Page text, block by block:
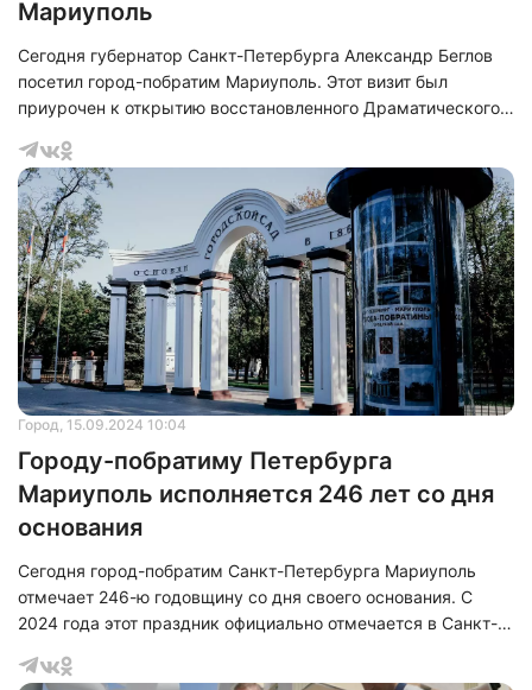
Мариуполь
Сегодня губернатор Санкт-Петербурга Александр Беглов
посетил город-побратим Мариуполь. Этот визит был
приурочен к открытию восстановленного Драматического
отметил, что по указанию Президента России Владимира
Владимировича Путина Санкт-Петербург начал процесс
восстановления Мариуполя с первых дней его
освобождения. 1 июня 2022 года Санкт-Петербург и
Мариуполь официально стали городами-побратимами, а
уже 4 июня 2022 года из Петербурга отправились
Город, 15.09.2024 10:04
Городу-побратиму Петербурга
Мариуполь исполняется 246 лет со дня
основания
Сегодня город-побратим Санкт-Петербурга Мариуполь
отмечает 246-ю годовщину со дня своего основания. С
2024 года этот праздник официально отмечается в Санкт-
Санкт-Петербурге» внесена дата «День Мариуполя –